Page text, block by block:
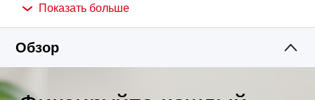
24/7, обеспечивая видимость объектов даже в
полной темноте. Получайте мгновенные
оповещения об обнаруженном движении, людях
Показать больше
Обзор